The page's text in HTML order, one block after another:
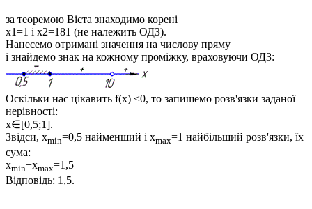
за теоремою Вієта знаходимо корені
x1=1 і x2=181 (не належить ОДЗ).
Нанесемо отримані значення на числову пряму
і знайдемо знак на кожному проміжку, враховуючи ОДЗ:
Оскільки нас цікавить f(x) ≤0, то запишемо розв'язки заданої
нерівності:
x∈[0,5;1].
Звідси, xmin=0,5 найменший і xmax=1 найбільший розв'язки, їх
сума:
xmin+xmax=1,5
Відповідь: 1,5.